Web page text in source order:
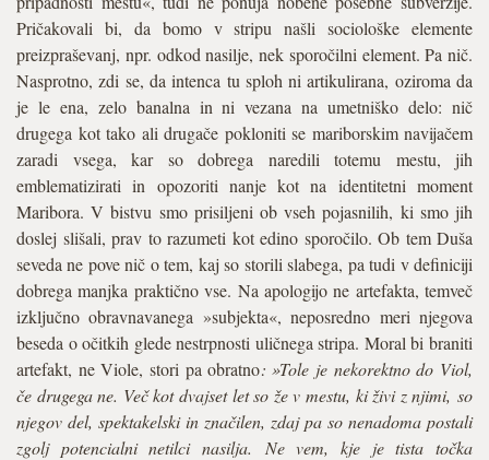
Pričakovali bi, da bomo v stripu našli sociološke elemente
preizpraševanj, npr. odkod nasilje, nek sporočilni element. Pa nič.
Nasprotno, zdi se, da intenca tu sploh ni artikulirana, oziroma da
je le ena, zelo banalna in ni vezana na umetniško delo: nič
drugega kot tako ali drugače pokloniti se mariborskim navijačem
zaradi vsega, kar so dobrega naredili totemu mestu, jih
emblematizirati in opozoriti nanje kot na identitetni moment
Maribora. V bistvu smo prisiljeni ob vseh pojasnilih, ki smo jih
doslej slišali, prav to razumeti kot edino sporočilo. Ob tem Duša
seveda ne pove nič o tem, kaj so storili slabega, pa tudi v definiciji
dobrega manjka praktično vse. Na apologijo ne artefakta, temveč
izključno obravnavanega »subjekta«, neposredno meri njegova
beseda o očitkih glede nestrpnosti uličnega stripa. Moral bi braniti
artefakt, ne Viole, stori pa obratno: »Tole je nekorektno do Viol,
če drugega ne. Več kot dvajset let so že v mestu, ki živi z njimi, so
njegov del, spektakelski in značilen, zdaj pa so nenadoma postali
zgolj potencialni netilci nasilja. Ne vem, kje je tista točka